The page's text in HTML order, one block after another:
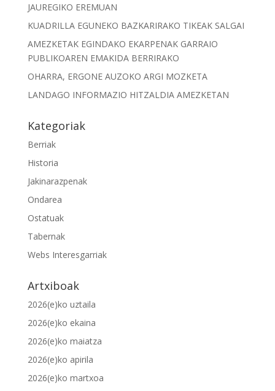
JAUREGIKO EREMUAN
KUADRILLA EGUNEKO BAZKARIRAKO TIKEAK SALGAI
AMEZKETAK EGINDAKO EKARPENAK GARRAIO
PUBLIKOAREN EMAKIDA BERRIRAKO
OHARRA, ERGONE AUZOKO ARGI MOZKETA
LANDAGO INFORMAZIO HITZALDIA AMEZKETAN
Kategoriak
Berriak
Historia
Jakinarazpenak
Ondarea
Ostatuak
Tabernak
Webs Interesgarriak
Artxiboak
2026(e)ko uztaila
2026(e)ko ekaina
2026(e)ko maiatza
2026(e)ko apirila
2026(e)ko martxoa